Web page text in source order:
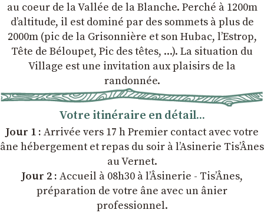
au coeur de la Vallée de la Blanche. Perché à 1200m
d’altitude, il est dominé par des sommets à plus de
2000m (pic de la Grisonnière et son Hubac, l’Estrop,
Tête de Béloupet, Pic des têtes, ...). La situation du
Village est une invitation aux plaisirs de la
randonnée.
Votre itinéraire en détail...
Jour 1 : Arrivée vers 17 h Premier contact avec votre
âne hébergement et repas du soir à l’Asinerie Tis’Ânes
au Vernet.
Jour 2 : Accueil à 08h30 à l’Âsinerie - Tis’Ânes,
préparation de votre âne avec un ânier
professionnel.